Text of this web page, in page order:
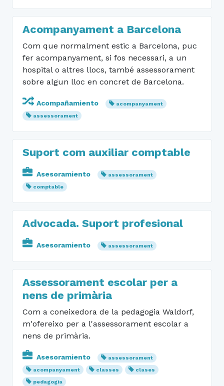
Acompanyament a Barcelona
Com que normalment estic a Barcelona, puc
fer acompanyament, si fos necessari, a un
hospital o altres llocs, també assessorament
sobre algun lloc en concret de Barcelona.
Acompañamiento
acompanyament
assessorament
Suport com auxiliar comptable
Asesoramiento
assessorament
comptable
Advocada. Suport profesional
Asesoramiento assessorament
Assessorament escolar per a
nens de primària
Com a coneixedora de la pedagogia Waldorf,
m'ofereixo per a l'assessorament escolar a
nens de primària.
Asesoramiento
assessorament
acompanyament
classes
clases
pedagogia